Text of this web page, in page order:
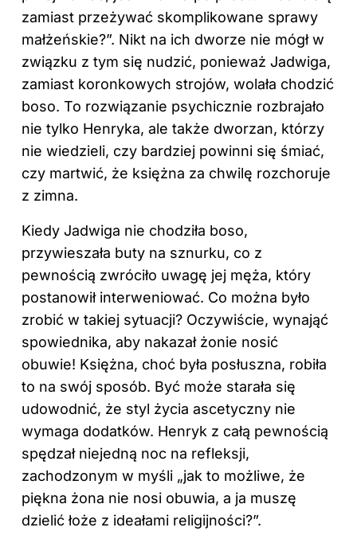
zamiast przeżywać skomplikowane sprawy
małżeńskie?”. Nikt na ich dworze nie mógł w
związku z tym się nudzić, ponieważ Jadwiga,
zamiast koronkowych strojów, wolała chodzić
boso. To rozwiązanie psychicznie rozbrajało
nie tylko Henryka, ale także dworzan, którzy
nie wiedzieli, czy bardziej powinni się śmiać,
czy martwić, że księżna za chwilę rozchoruje
z zimna.
Kiedy Jadwiga nie chodziła boso,
przywieszała buty na sznurku, co z
pewnością zwróciło uwagę jej męża, który
postanowił interweniować. Co można było
zrobić w takiej sytuacji? Oczywiście, wynająć
spowiednika, aby nakazał żonie nosić
obuwie! Księżna, choć była posłuszna, robiła
to na swój sposób. Być może starała się
udowodnić, że styl życia ascetyczny nie
wymaga dodatków. Henryk z całą pewnością
spędzał niejedną noc na refleksji,
zachodzonym w myśli „jak to możliwe, że
piękna żona nie nosi obuwia, a ja muszę
dzielić łoże z ideałami religijności?”.